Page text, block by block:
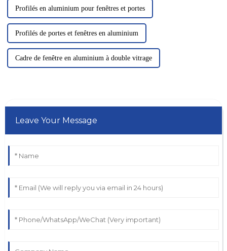
Profilés en aluminium pour fenêtres et portes
Profilés de portes et fenêtres en aluminium
Cadre de fenêtre en aluminium à double vitrage
Leave Your Message